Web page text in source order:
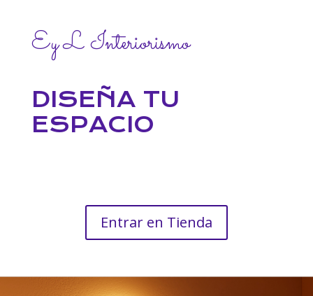
Ey L Interiorismo
DISEÑA TU
ESPACIO
Entrar en Tienda